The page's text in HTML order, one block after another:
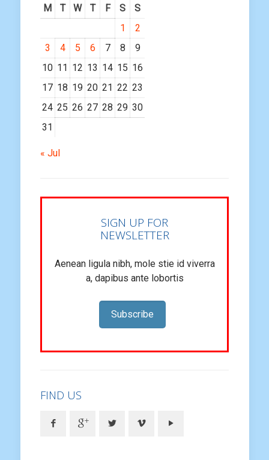
M T W T F S
S
1
2
3
4 5 6 7 8
9
10 11 12 13 14 15 16
17 18 19 20 21 22 23
24 25 26 27 28 29 30
31
« Jul
SIGN UP FOR
NEWSLETTER
Aenean ligula nibh, mole stie id viverra
a, dapibus ante lobortis
Subscribe
FIND US